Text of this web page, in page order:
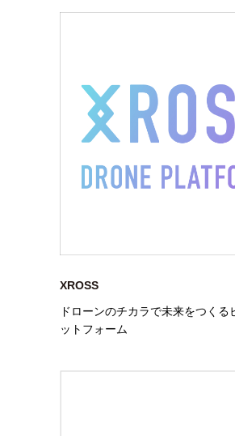
XROSS
ドローンのチカラで未来をつくる
ットフォーム